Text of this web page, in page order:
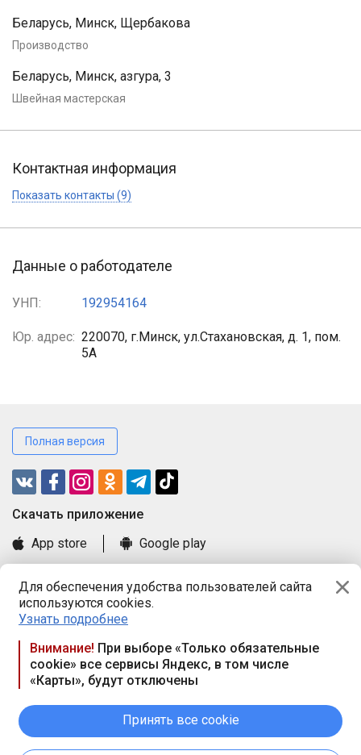
Для обеспечения удобства пользователей сайта
используются cookies.
Узнать подробнее
Внимание! При выборе «Только обязательные
cookie» все сервисы Яндекс, в том числе
«Карты», будут отключены
Принять все cookie
Беларусь, Минск, Щербакова
Производство
Беларусь, Минск, азгура, 3
Швейная мастерская
Контактная информация
Показать контакты (9)
Данные о работодателе
УНП: 192954164
Юр. адрес: 220070, г.Минск, ул.Стахановская, д. 1, пом.
5А
Полная версия
Cкачать приложение
App store
Google play
Книга замечаний и предложений
Правила и документы
Praca.by © 2000—2026, ООО «ПРАЦА БАЙ»
Республика Беларусь, 220114, г. Минск, пр-т Независимости
117а, пом. № 9.
вых. дн. — сб., вс.
Режим работы сайта — круглосуточно. E-mail ООО «ПРАЦА
БАЙ» editor@praca.by